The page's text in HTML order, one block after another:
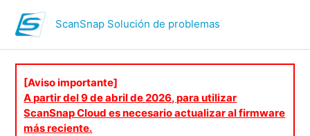
ScanSnap Solución de problemas
[Aviso importante]
A partir del 9 de abril de 2026, para utilizar
ScanSnap Cloud es necesario actualizar al firmware
más reciente.